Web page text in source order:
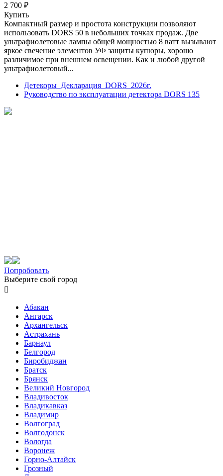
2 700 ₽
Купить
Компактный размер и простота конструкции позволяют
использовать DORS 50 в небольших точках продаж. Две
ультрафиолетовые лампы общей мощностью 8 ватт вызывают
яркое свечение элементов УФ защиты купюры, хорошо
различимое при внешнем освещении. Как и любой другой
ультрафиолетовый...
Детекоры_Декларация_DORS_2026г.
Руководство по эксплуатации детектора DORS 135
Попробовать
Выберите свой город

Абакан
Ангарск
Архангельск
Астрахань
Барнаул
Белгород
Биробиджан
Братск
Брянск
Великий Новгород
Владивосток
Владикавказ
Владимир
Волгоград
Волгодонск
Вологда
Воронеж
Горно-Алтайск
Грозный